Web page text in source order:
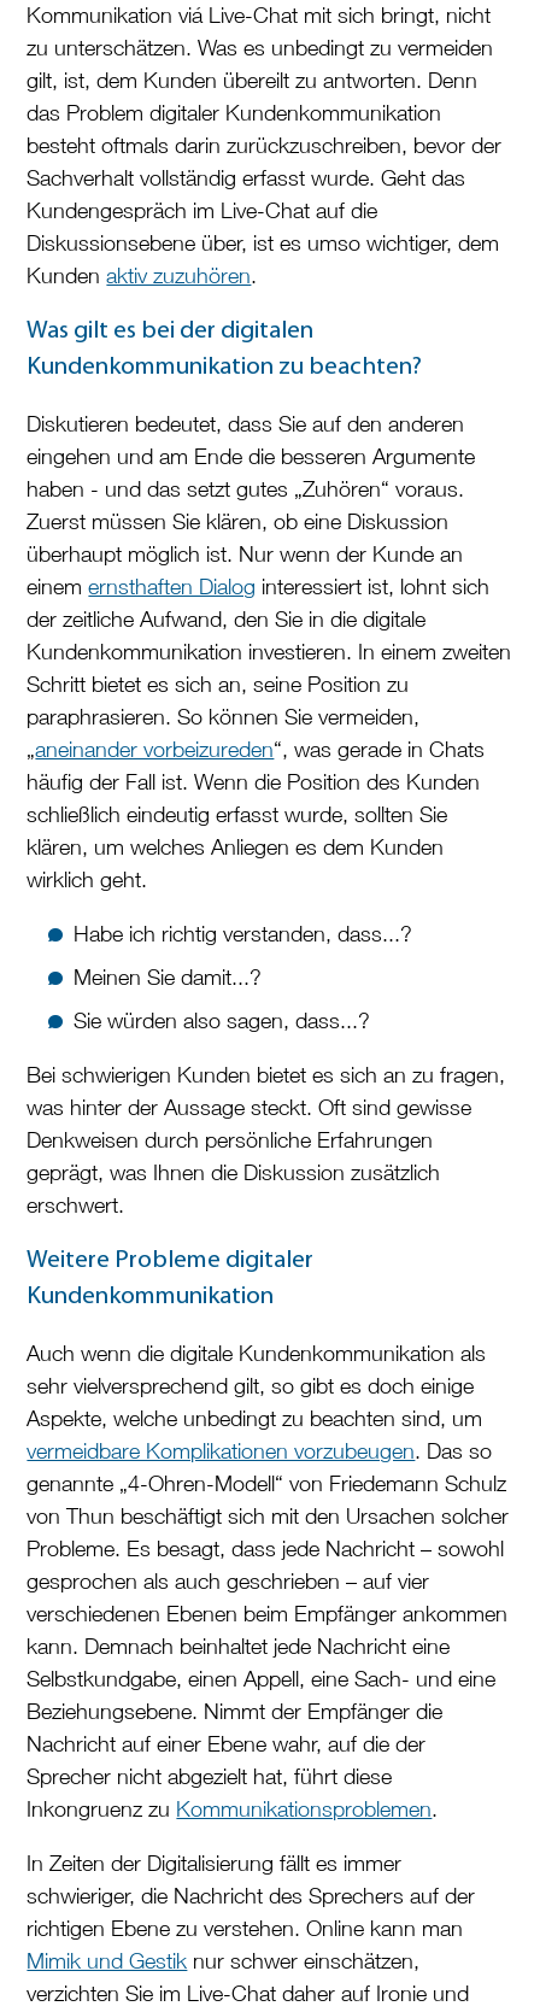
Kommunikation viá Live-Chat mit sich bringt, nicht
zu unterschätzen. Was es unbedingt zu vermeiden
gilt, ist, dem Kunden übereilt zu antworten. Denn
das Problem digitaler Kundenkommunikation
besteht oftmals darin zurückzuschreiben, bevor der
Sachverhalt vollständig erfasst wurde. Geht das
Kundengespräch im Live-Chat auf die
Diskussionsebene über, ist es umso wichtiger, dem
Kundenaktiv zuzuhören.
Was gilt es bei der digitalen
Kundenkommunikation zu beachten?
Diskutieren bedeutet, dass Sie auf den anderen
eingehen und am Ende die besseren Argumente
haben - und das setzt gutes „Zuhören“ voraus.
Zuerst müssen Sie klären, ob eine Diskussion
überhaupt möglich ist. Nur wenn der Kunde an
einemernsthaften Dialog interessiert ist, lohnt sich
der zeitliche Aufwand, den Sie in die digitale
Kundenkommunikation investieren. In einem zweiten
Schritt bietet es sich an, seine Position zu
paraphrasieren. So können Sie vermeiden,
„aneinander vorbeizureden“, was gerade in Chats
häufig der Fall ist. Wenn die Position des Kunden
schließlich eindeutig erfasst wurde, sollten Sie
klären, um welches Anliegen es dem Kunden
wirklich geht.
Habe ich richtig verstanden, dass...?
Meinen Sie damit...?
Sie würden also sagen, dass...?
Bei schwierigen Kunden bietet es sich an zu fragen,
was hinter der Aussage steckt. Oft sind gewisse
Denkweisen durch persönliche Erfahrungen
geprägt, was Ihnen die Diskussion zusätzlich
erschwert.
Weitere Probleme digitaler
Kundenkommunikation
Auch wenn die digitale Kundenkommunikation als
sehr vielversprechend gilt, so gibt es doch einige
Aspekte, welche unbedingt zu beachten sind, um
vermeidbare Komplikationen vorzubeugen. Das so
genannte „4-Ohren-Modell“ von Friedemann Schulz
von Thun beschäftigt sich mit den Ursachen solcher
Probleme. Es besagt, dass jede Nachricht – sowohl
gesprochen als auch geschrieben – auf vier
verschiedenen Ebenen beim Empfänger ankommen
kann. Demnach beinhaltet jede Nachricht eine
Selbstkundgabe, einen Appell, eine Sach- und eine
Beziehungsebene. Nimmt der Empfänger die
Nachricht auf einer Ebene wahr, auf die der
Sprecher nicht abgezielt hat, führt diese
Inkongruenz zu Kommunikationsproblemen.
In Zeiten der Digitalisierung fällt es immer
schwieriger, die Nachricht des Sprechers auf der
richtigen Ebene zu verstehen. Online kann man
Mimik und Gestik nur schwer einschätzen,
verzichten Sie im Live-Chat daher auf Ironie und